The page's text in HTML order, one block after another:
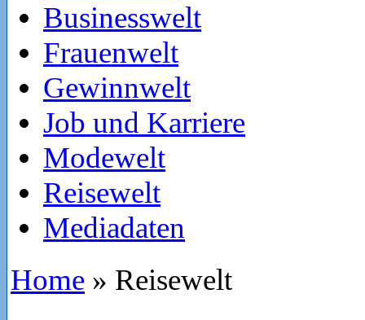
Businesswelt
Frauenwelt
Gewinnwelt
Job und Karriere
Modewelt
Reisewelt
Mediadaten
Home » Reisewelt